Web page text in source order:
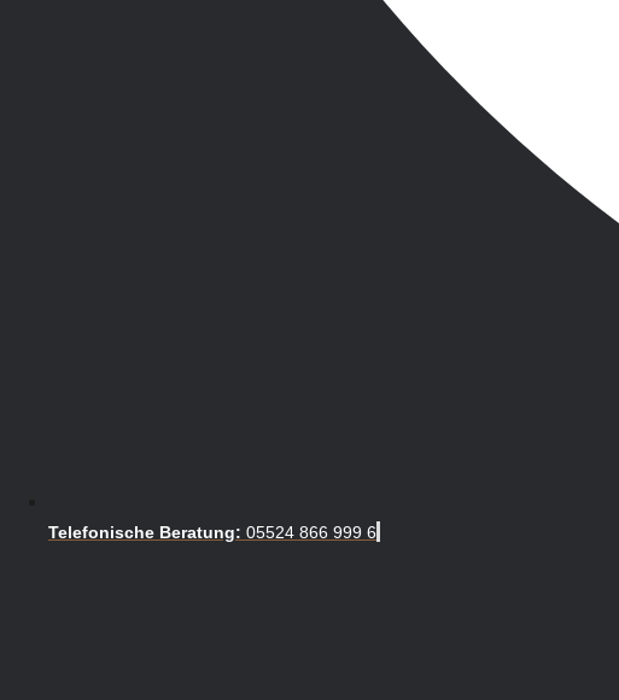
Telefonische Beratung: 05524 866 999 6